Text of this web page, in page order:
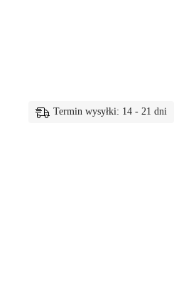
Termin wysyłki: 14 - 21 dni